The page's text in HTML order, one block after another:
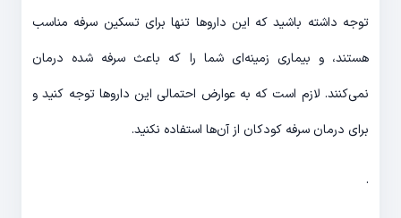
توجه داشته باشید که این داروها تنها برای تسکین سرفه مناسب
هستند، و بیماری زمینه‌ای شما را که باعث سرفه شده درمان
نمی‌کنند. لازم است که به عوارض احتمالی این داروها توجه کنید و
برای درمان سرفه کودکان از آن‌ها استفاده نکنید.
.